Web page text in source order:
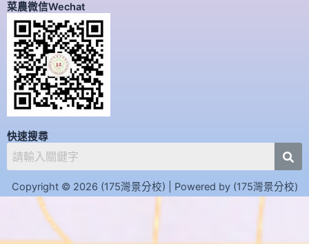
e
b
o
o
k
t
u
b
e
菜農微信Wechat
快速搜尋
Copyright © 2026 (175灣景分校) | Powered by (175灣景分校)